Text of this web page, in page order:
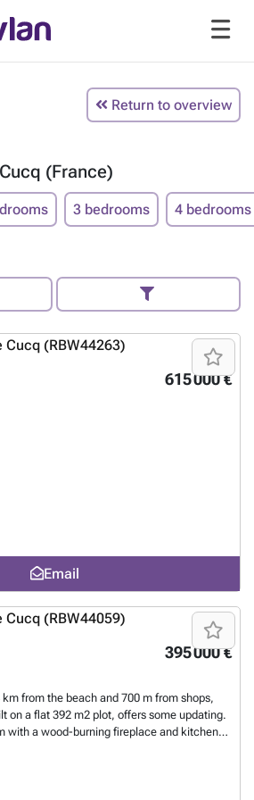
Return to overview
(France)
3 bedrooms 4 bedrooms
615 000 €
Email
395 000 €
from the beach and 700 m from shops,
on a flat 392 m2 plot, offers some updating.
with a wood-burning fireplace and kitchen,
available in front. The house's
and charm, its location close to